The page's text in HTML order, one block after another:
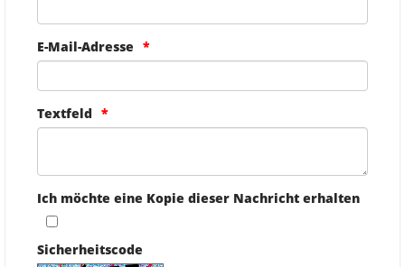
E-Mail-Adresse
Textfeld
Ich möchte eine Kopie dieser Nachricht erhalten
Sicherheitscode